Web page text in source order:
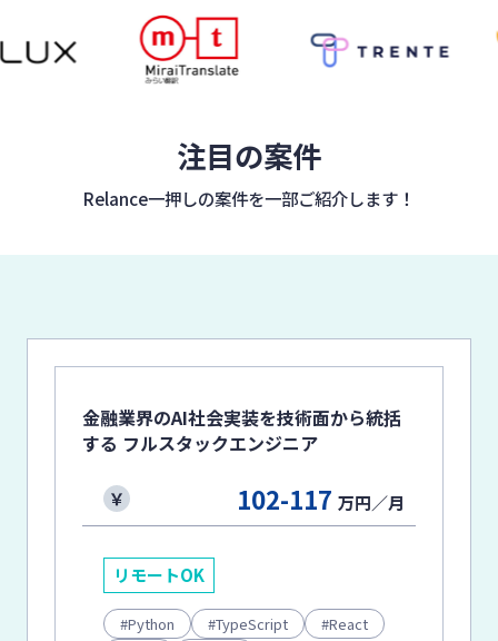
注目の案件
Relance一押しの案件を一部ご紹介します！
金融業界のAI社会実装を技術面から統括
する フルスタックエンジニア
102-117万円／月
リモートOK
Python TypeScript
React